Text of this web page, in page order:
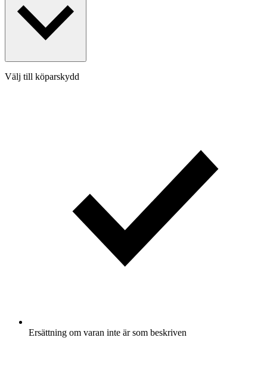
Välj till köparskydd
Ersättning om varan inte är som beskriven